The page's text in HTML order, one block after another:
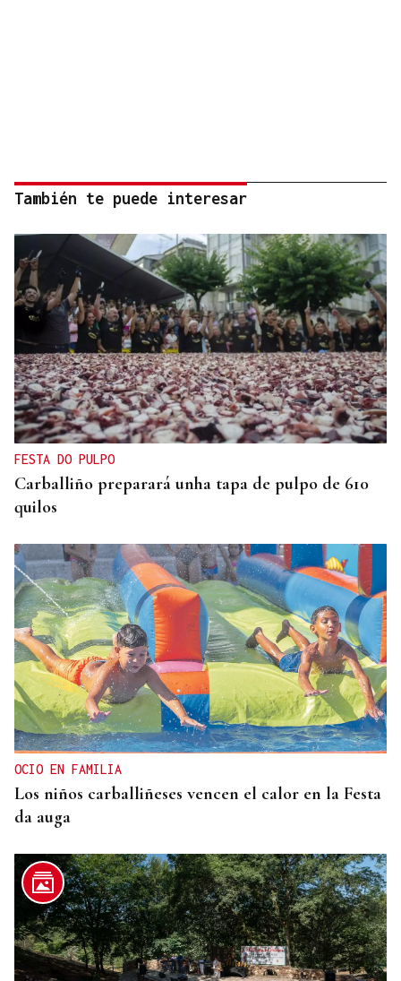
También te puede interesar
FESTA DO PULPO
Carballiño preparará unha tapa de pulpo de 610
quilos
OCIO EN FAMILIA
Los niños carballiñeses vencen el calor en la Festa
da auga